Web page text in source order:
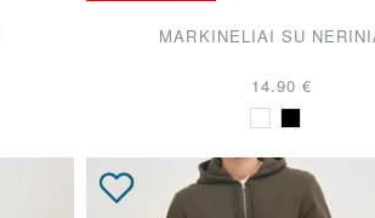
MARKINELIAI SU
14.90 €